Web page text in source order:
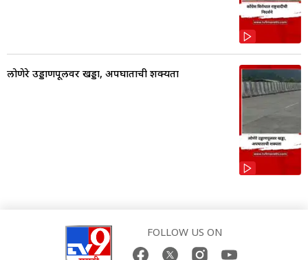
लोणेरे उड्डाणपूलवर खड्डा, अपघाताची शक्यता
FOLLOW US ON